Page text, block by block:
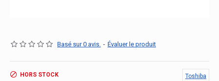
Basé sur 0 avis. - Évaluer le produit
HORS STOCK
Toshiba